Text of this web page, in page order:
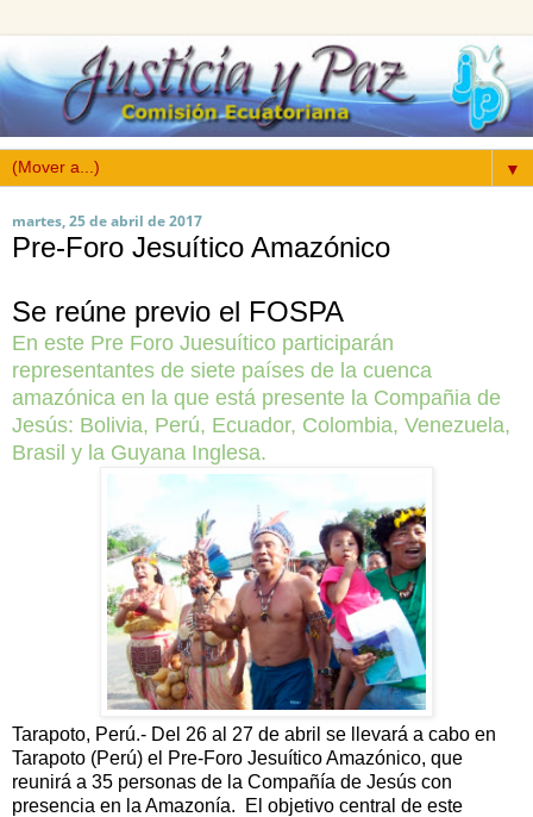
▼
martes, 25 de abril de 2017
Pre-Foro Jesuítico Amazónico
Se reúne previo el FOSPA
En este Pre Foro Juesuítico participarán
representantes de siete países de la cuenca
amazónica en la que está presente la Compañia de
Jesús: Bolivia, Perú, Ecuador, Colombia, Venezuela,
Brasil y la Guyana Inglesa.
Tarapoto, Perú.- Del 26 al 27 de abril se llevará a cabo en
Tarapoto (Perú) el Pre-Foro Jesuítico Amazónico, que
reunirá a 35 personas de la Compañía de Jesús con
presencia en la Amazonía. El objetivo central de este